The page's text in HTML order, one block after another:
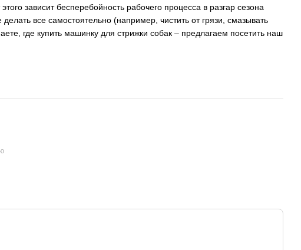
зависит бесперебойность рабочего процесса в разгар сезона
все самостоятельно (например, чистить от грязи, смазывать
где купить машинку для стрижки собак – предлагаем посетить наш